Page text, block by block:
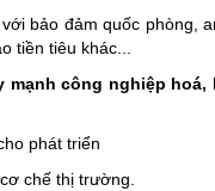
bảo đảm quốc phòng,
tiền tiêu khác...
công nghiệp
phát triển
chế thị trường.